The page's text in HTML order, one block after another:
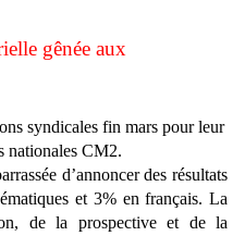
gênée aux
syndicales fin mars pour leur
nationales CM2.
d’annoncer des résultats
et 3% en français. La
de la prospective et de la